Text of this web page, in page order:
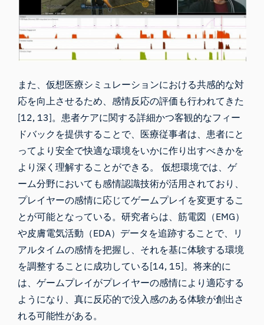
また、仮想医療シミュレーションにおける共感的な対
応を向上させるため、感情反応の評価も行われてきた
[12, 13]。患者ケアに関する詳細かつ客観的なフィー
ドバックを提供することで、医療従事者は、患者にと
ってより安全で快適な環境をいかに作り出すべきかを
より深く理解することができる。 仮想環境では、ゲ
ーム分野においても感情認識技術が活用されており、
プレイヤーの感情に応じてゲームプレイを変更するこ
とが可能となっている。研究者らは、筋電図（EMG）
や皮膚電気活動（EDA）データを追跡することで、リ
アルタイムの感情を把握し、それを基に体験する環境
を調整することに成功している[14, 15]。将来的に
は、ゲームプレイがプレイヤーの感情により適応する
ようになり、真に反応的で没入感のある体験が創出さ
れる可能性がある。